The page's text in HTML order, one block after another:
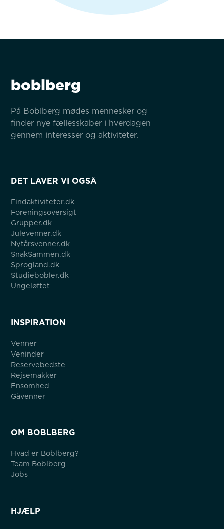
boblberg
På Boblberg mødes mennesker og
finder nye fællesskaber i hverdagen
gennem interesser og aktiviteter.
DET LAVER VI OGSÅ
Findaktiviteter.dk
Foreningsoversigt
Grupper.dk
Julevenner.dk
Nytårsvenner.dk
SnakSammen.dk
Sprogland.dk
Studiebobler.dk
Ungeløftet
INSPIRATION
Venner
Veninder
Reservebedste
Rejsemakker
Ensomhed
Gåvenner
OM BOBLBERG
Hvad er Boblberg?
Team Boblberg
Jobs
HJÆLP